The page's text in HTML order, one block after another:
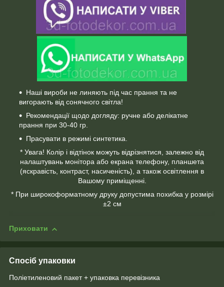
Наші вироби не линяють під час прання та не
вигорають від сонячного світла!
Рекомендації щодо догляду: ручне або делікатне
прання при 30-40 гр.
Прасувати в режимі синтетика.
* Увага! Колір і відтінок можуть відрізнятися, залежно від
налаштувань монітора або екрана телефону, планшета
(яскравість, контраст, насиченість), а також освітлення в
Вашому приміщенні.
* При широкоформатному друку допустима похибка у розмірі
±2 см
Приховати
Спосіб упаковки
Поліетиленовий пакет + упаковка перевізника